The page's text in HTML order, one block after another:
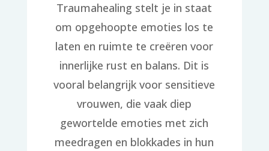
Traumahealing stelt je in staat
om opgehoopte emoties los te
laten en ruimte te creëren voor
innerlijke rust en balans. Dit is
vooral belangrijk voor sensitieve
vrouwen, die vaak diep
gewortelde emoties met zich
meedragen en blokkades in hun